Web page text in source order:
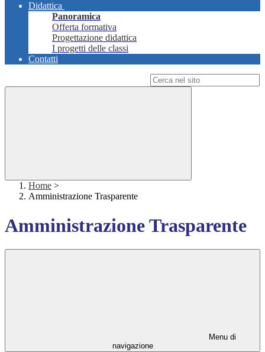
Didattica
Panoramica
Offerta formativa
Progettazione didattica
I progetti delle classi
Contatti
Home >
Amministrazione Trasparente
Amministrazione Trasparente
Menu di
navigazione